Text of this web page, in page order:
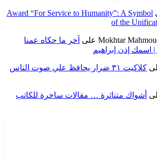
Award “For Service to Humanity”: A Symbol
of the
Mokhtar على آخر ما حكاه عمنا
إذن إبراهيم
كلاكيت ٣١ ضرار يحافظ علي صوت الناس
أشواك متناثرة … مقالات ساخرة للكاتب